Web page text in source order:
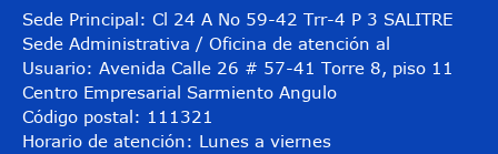
Sede Principal: Cl 24 A No 59-42 Trr-4 P 3 SALITRE
Sede Administrativa / Oficina de atención al
Usuario: Avenida Calle 26 # 57-41 Torre 8, piso 11
Centro Empresarial Sarmiento Angulo
Código postal: 111321
Horario de atención: Lunes a viernes